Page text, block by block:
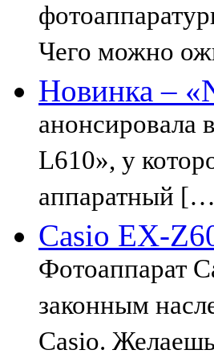
Чего можно
Новинка –
L610», у
аппаратный
Casio EX-
Фотоаппарат
законным
Casio.